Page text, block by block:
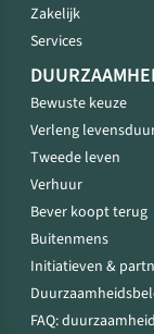
Zakelijk
Services
Bewuste keuze
Verleng
Tweede leven
Verhuur
Bever koopt terug
Buitenmens
Initiatieven &
FAQ: duurzaamheid